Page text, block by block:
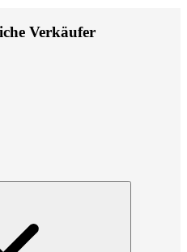
Verkäufer